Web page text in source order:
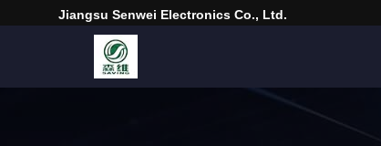
Jiangsu Senwei Electronics Co., Ltd.